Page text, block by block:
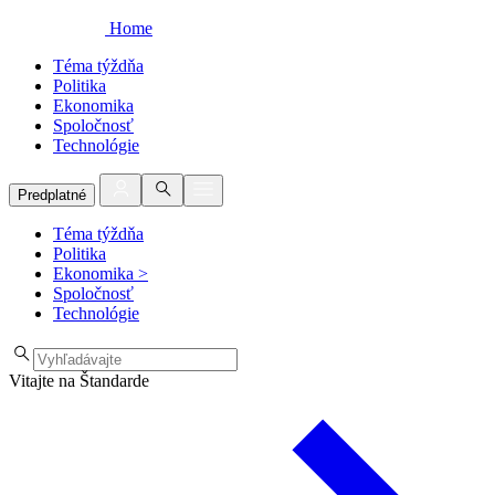
Home
Téma týždňa
Politika
Ekonomika
Spoločnosť
Technológie
Predplatné
Téma týždňa
Politika
Ekonomika >
Spoločnosť
Technológie
Vitajte na Štandarde